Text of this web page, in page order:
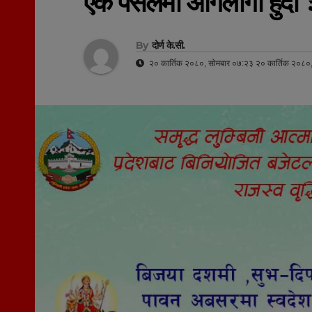
By दोर्ण के.सी.
२० कार्तिक २०८०, सोमबार ०७:२३ २० कार्तिक